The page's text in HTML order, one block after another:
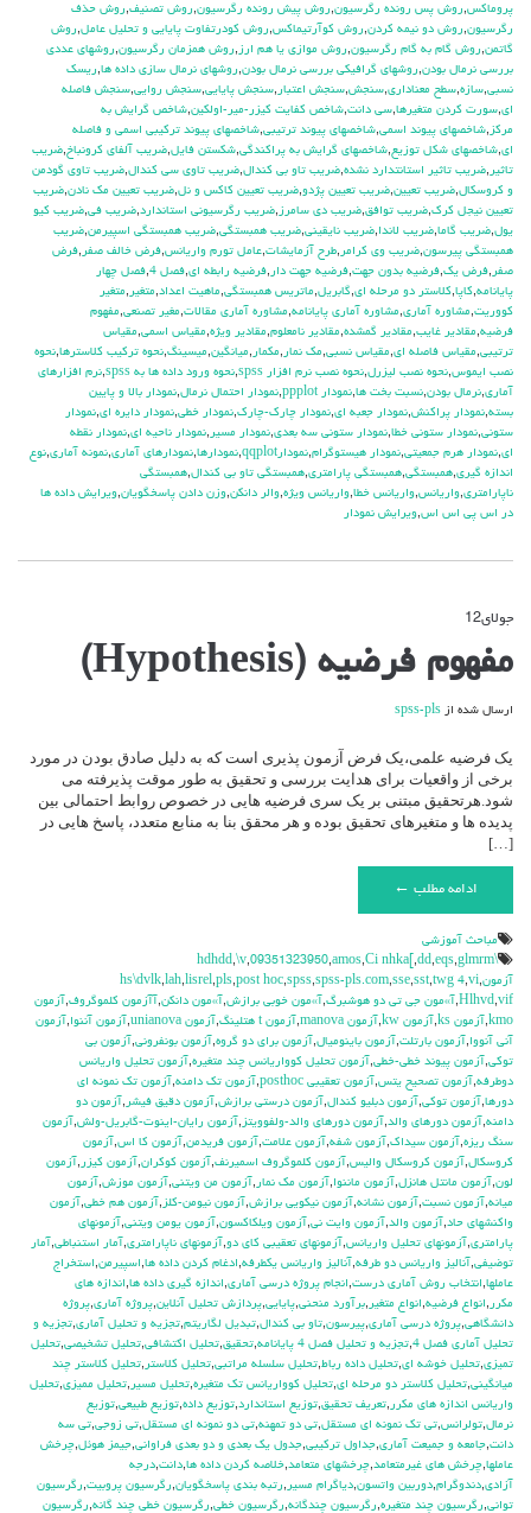
پروماكس,روش پس رونده رگرسيون,روش پيش رونده رگرسيون,روش تصنيف,روش حذف
رگرسيون,روش دو نيمه كردن,روش كوآرتيماكس,روش كودرتفاوت پايايي و تحليل عامل,روش
گاتمن,روش گام به گام رگرسيون,روش موازي يا هم ارز ,روش همزمان رگرسيون,روشهاي عددي
بررسي نرمال بودن,روشهاي گرافيكي بررسي نرمال بودن,روشهاي نرمال سازي داده ها,ريسك
نسبي,سازه,سطح معناداري,سنجش,سنجش اعتبار ,سنجش پايايي,سنجش روايي,سنجش فاصله
اي,سورت كردن متغيرها,سي دانت,شاخص كفايت كيزر-مير-اولكين,شاخص گرايش به
مركز ,شاخصهاي پيوند اسمي,شاخصهاي پيوند ترتيبي,شاخصهاي پيوند تركيبي اسمي و فاصله
اي,شاخصهاي شكل توزيع,شاخصهاي گرايش به پراكندگي,شكستن فايل,ضريب آلفاي کرونباخ,ضريب
تاثير ,ضريب تاثير استانتدارد نشده,ضريب تاو بي كندال,ضريب تاوي سي كندال,ضريب تاوي گودمن
و كروسكال,ضريب تعيين,ضريب تعيين پژدو,ضريب تعيين كاكس و نل,ضريب تعيين مك نادن,ضريب
تعيين نيجل كرك,ضريب توافق,ضريب دي سامرز ,ضريب رگرسيوني استاندارد,ضريب في,ضريب كيو
يول,ضريب گاما,ضريب لاندا,ضريب نايقيني,ضريب همبستگي,ضريب همبستگي اسپيرمن,ضريب
همبستگي پيرسون,ضريب وي كرامر ,طرح آزمايشات,عامل تورم واريانس,فرض خالف صفر ,فرض
صفر ,فرض يك,فرضيه بدون جهت,فرضيه جهت دار ,فرضيه رابطه اي,فصل 4 ,فصل چهار
پايانامه,كاپا,كلاستر دو مرحله اي,گابريل,ماتريس همبستگي,ماهيت اعداد,متغير ,متغير
كووريت,مشاوره آماري,مشاوره آماري پايانامه,مشاوره آماري مقالات,مغير تصنعي,مفهوم
فرضيه,مقادير غايب,مقادير گمشده,مقادير نامعلوم,مقادير ويژه,مقياس اسمي,مقياس
ترتيبي,مقياس فاصله اي,مقياس نسبي,مك نمار ,مكمار ,ميانگين,ميسينگ,نحوه تركيب كلاسترها,نحوه
نصب ايموس,نحوه نصب ليزرل,نحوه نصب نرم افزار spss ,نحوه ورود داده ها به spss ,نرم افزارهاي
آماري,نرمال بودن,نسبت بخت ها,نمودار ppplot ,نمودار احتمال نرمال,نمودار بالا و پايين
بسته,نمودار پراكنش,نمودار جعبه اي,نمودار چارك-چارك,نمودار خطي,نمودار دايره اي,نمودار
ستوني,نمودار ستوني خطا,نمودار ستوني سه بعدي,نمودار مسير ,نمودار ناحيه اي,نمودار نقطه
اي,نمودار هرم جمعيتي,نمودار هيستوگرام,نمودارqqplot ,نمودارها,نمودارهاي آماري,نمونه آماري,نوع
اندازه گيري,همبستگي,همبستگي پارامتري,همبستگي تاو بي کندال,همبستگي
ناپارامتري,واريانس,واريانس خطا,واريانس ويژه,والر دانكن,وزن دادن پاسخگويان,ويرايش داده ها
در اس پي اس اس,ويرايش نمودار
جولای12
مفهوم
فرضیه
مفهوم فرضیه (Hypothesis)
ارسال شده از spss-pls
یک فرضیه علمی،یک فرض آزمون پذیری است که به دلیل صادق بودن در مورد
برخی از واقعیات برای هدایت بررسی و تحقیق به طور موقت پذیرفته می
شود.هرتحقیق مبتنی بر یک سری فرضیه هایی در خصوص روابط احتمالی بین
پدیده ها و متغیرهای تحقیق بوده و هر محقق بنا به منابع متعدد، پاسخ هایی در
[…]
ادامه مطلب ←
مباحث آموزشي
\hdhdd
,\v,09351323950,amos,Ci nhka[ ,dd,eqs,glmrm
آزمون,
hs\dvlk,lah,lisrel,pls,post hoc,spss,spss-pls.com,sse,sst,twg 4,vi
Hlhvd,vif
,آ»مون جي تي دو هوشبرگ,آ»مون خوبي برازش,آ»مون دانكن,آآزمون كلموگروف,آزمون
kmo
,آزمون ks ,آزمون kw ,آزمون manova ,آزمون t هتلينگ ,آزمون unianova ,آزمون آننوا,آزمون
آني آنووا,آزمون بارتلت,آزمون باينوميال,آزمون براي دو گروه,آزمون بونفروني,آزمون بي
توكي,آزمون پيوند خطي-خطي,آزمون تحليل كوواريانس چند متغيره,آزمون تحليل واريانس
دوطرفه,آزمون تصحيح يتس,آزمون تعقيبي posthoc ,آزمون تك دامنه,آزمون تك نمونه اي
دورها,آزمون توكي,آزمون دبليو كندال,آزمون درستي برازش,آزمون دقيق فيشر ,آزمون دو
دامنه,آزمون دورهاي والد,آزمون دورهاي والد-ولفوويتز ,آزمون رايان-اينوت-گابريل-ولش,آزمون
سنگ ريزه,آزمون سيداك,آزمون شفه,آزمون علامت,آزمون فريدمن,آزمون كا اس,آزمون
كروسكال,آزمون كروسكال واليس,آزمون كلموگروف اسميرنف,آزمون كوكران,آزمون كيزر ,آزمون
لون,آزمون مانتل هانزل,آزمون ماننوا,آزمون مك نمار ,آزمون من ويتني,آزمون موزش,آزمون
ميانه,آزمون نسبت,آزمون نشانه,آزمون نيكويي برازش,آزمون نيومن-كلز ,آزمون هم خطي,آزمون
واكنشهاي حاد,آزمون والد,آزمون وايت ني,آزمون ويلكاكسون,آزمون يومن ويتني,آزمونهاي
پارامتري,آزمونهاي تحليل واريانس,آزمونهاي تعقيبي كاي دو,آزمونهاي ناپارامتري,آمار استنباطي,آمار
توضيفي,آناليز واريانس دو طرفه,آناليز واريانس يکطرفه,ادغام كردن داده ها,اسپيرمن,استخراج
عاملها,انتخاب روش آماري درست,انجام پروژه درسي آماري,اندازه گيري داده ها,اندازه هاي
مكرر ,انواع فرضيه,انواع متغير ,برآورد منحني,پايايي,پردازش تحليل آنلاين,پروژه آماري,پروژه
دانشگاهي,پروژه درسي آماري,پيرسون,تاو بي کندال,تبديل لگاريتم,تجزيه و تحليل آماري,تجزيه و
تحليل آماري فصل 4
,تجزيه و تحليل فصل 4 پايانامه ,تحقيق,تحليل اكتشافي,تحليل تشخيصي,تحليل
تميزي,تحليل خوشه اي,تحليل داده رباط,تحليل سلسله مراتبي,تحليل كلاستر ,تحليل كلاستر چند
ميانگيني,تحليل كلاستر دو مرحله اي,تحليل كوواريانس تك متغيره,تحليل مسير ,تحليل مميزي,تحليل
واريانس اندازه هاي مكرر ,تعريف تحقيق,توزيع استاندارد,توزيع داده,توزيع طبيعي,توزيع
نرمال,تولرانس,تي تک نمونه اي مستقل,تي دو تمهنه,تي دو نمونه اي مستقل,تي زوجي,تي سه
دانت,جامعه و جميعت آماري,جداول تركيبي,جدول يك بعدي و دو بعدي فراواني,جيمز هوئل,چرخش
عاملها,چرخش هاي غيرمتعامد,چرخشهاي متعامد,خلاصه كردن داده ها,دانت,درجه
آزادي,دندوگرام,دوربين واتسون,دياگرام مسير ,رتبه بندي پاسخگويان,رگرسيون پروبيت,رگرسيون
تواني,رگرسيون چند متغيره,رگرسيون چندگانه,رگرسيون خطي,رگرسيون خطي چند گانه,رگرسيون